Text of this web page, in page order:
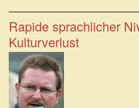
Deutsch
als
Bildungssprache
verhandelbar?
Rapide sprachlicher
Kulturverlust